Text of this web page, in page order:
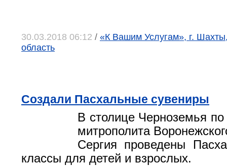
30.03.2018 06:12 / «К Вашим Услугам», г.
область
Создали Пасхальные сувениры
В столице Черноземья
митрополита
Сергия проведены
классы для детей и взрослых.